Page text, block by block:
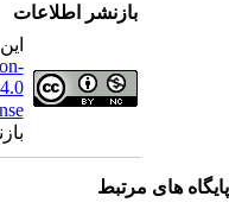
بازنشر اطلاعات
4.0
های مرتبط